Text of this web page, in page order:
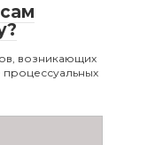
возникающих
процессуальных